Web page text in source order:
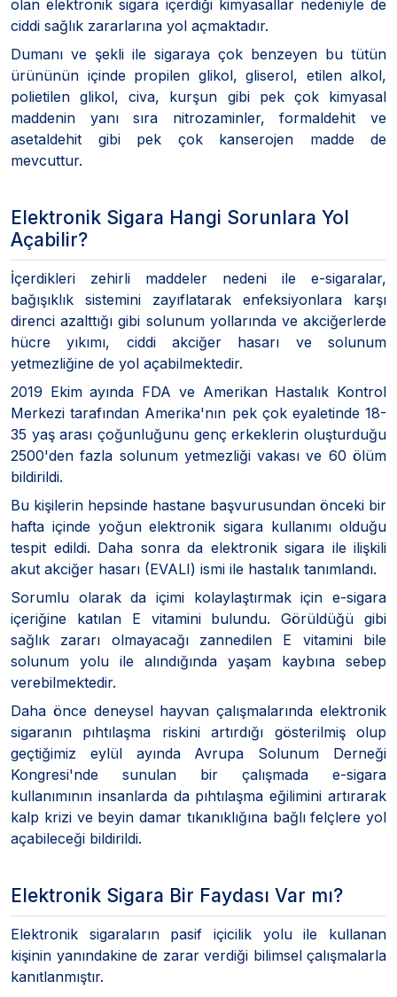
olan elektronik sigara içerdiği kimyasallar nedeniyle de
ciddi sağlık zararlarına yol açmaktadır.
Dumanı ve şekli ile sigaraya çok benzeyen bu tütün
ürününün içinde propilen glikol, gliserol, etilen alkol,
polietilen glikol, civa, kurşun gibi pek çok kimyasal
maddenin yanı sıra nitrozaminler, formaldehit ve
asetaldehit gibi pek çok kanserojen madde de
mevcuttur.
Elektronik Sigara Hangi Sorunlara Yol
Açabilir?
İçerdikleri zehirli maddeler nedeni ile e-sigaralar,
bağışıklık sistemini zayıflatarak enfeksiyonlara karşı
direnci azalttığı gibi solunum yollarında ve akciğerlerde
hücre yıkımı, ciddi akciğer hasarı ve solunum
yetmezliğine de yol açabilmektedir.
2019 Ekim ayında FDA ve Amerikan Hastalık Kontrol
Merkezi tarafından Amerika'nın pek çok eyaletinde 18-
35 yaş arası çoğunluğunu genç erkeklerin oluşturduğu
2500'den fazla solunum yetmezliği vakası ve 60 ölüm
bildirildi.
Bu kişilerin hepsinde hastane başvurusundan önceki bir
hafta içinde yoğun elektronik sigara kullanımı olduğu
tespit edildi. Daha sonra da elektronik sigara ile ilişkili
akut akciğer hasarı (EVALI) ismi ile hastalık tanımlandı.
Sorumlu olarak da içimi kolaylaştırmak için e-sigara
içeriğine katılan E vitamini bulundu. Görüldüğü gibi
sağlık zararı olmayacağı zannedilen E vitamini bile
solunum yolu ile alındığında yaşam kaybına sebep
verebilmektedir.
Daha önce deneysel hayvan çalışmalarında elektronik
sigaranın pıhtılaşma riskini artırdığı gösterilmiş olup
geçtiğimiz eylül ayında Avrupa Solunum Derneği
Kongresi'nde sunulan bir çalışmada e-sigara
kullanımının insanlarda da pıhtılaşma eğilimini artırarak
kalp krizi ve beyin damar tıkanıklığına bağlı felçlere yol
açabileceği bildirildi.
Elektronik Sigara Bir Faydası Var mı?
Elektronik sigaraların pasif içicilik yolu ile kullanan
kişinin yanındakine de zarar verdiği bilimsel çalışmalarla
kanıtlanmıştır.